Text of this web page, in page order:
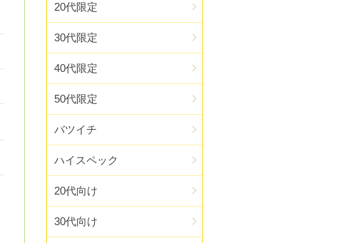
20代限定
30代限定
40代限定
50代限定
バツイチ
ハイスペック
20代向け
30代向け